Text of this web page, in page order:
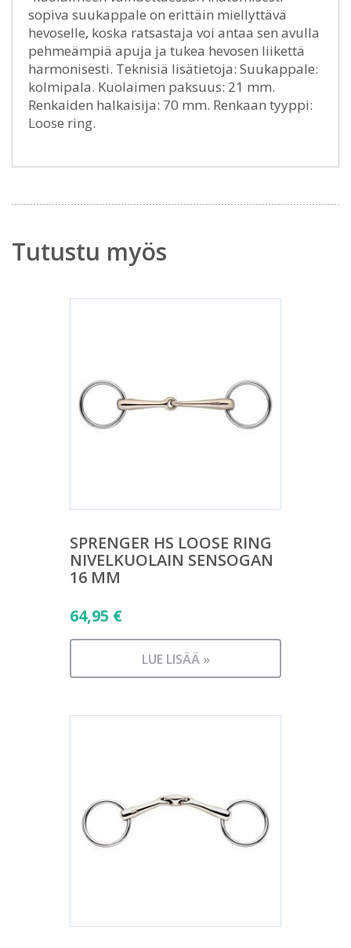
sopiva suukappale on erittäin miellyttävä
hevoselle, koska ratsastaja voi antaa sen avulla
pehmeämpiä apuja ja tukea hevosen liikettä
harmonisesti. Teknisiä lisätietoja: Suukappale:
kolmipala. Kuolaimen paksuus: 21 mm.
Renkaiden halkaisija: 70 mm. Renkaan tyyppi:
Loose ring.
Tutustu myös
SPRENGER HS LOOSE RING
NIVELKUOLAIN SENSOGAN
16 MM
64,95 €
LUE LISÄÄ »